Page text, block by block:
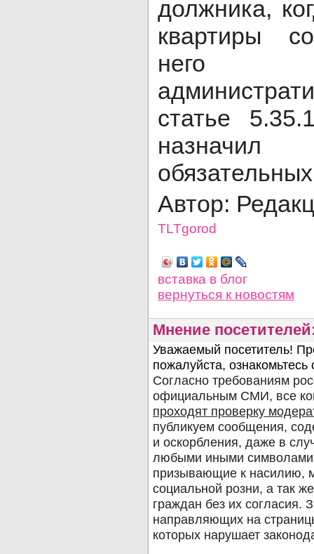
должника,
квартиры
него
статье
Автор:
TLTgorod
вставка в блог
вернуться к новостям
Мнение